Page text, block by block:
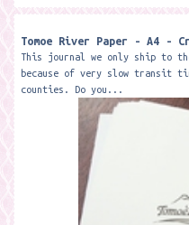
Tomoe River Paper - A4 -
This journal we only ship to the
because of very slow transit
counties. Do you...